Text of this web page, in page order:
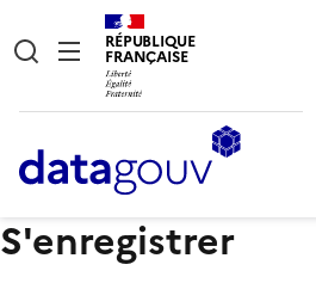
RÉPUBLIQUE
FRANÇAISE
S'enregistrer